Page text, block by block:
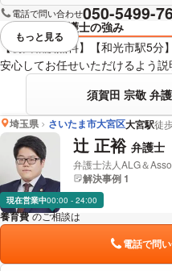
電話で問い合わせ050-5499-
弁護士の強み
【初回相談無料】【和光市駅5分
安心してお任せいただけるよう説
須賀田 宗敬 弁
視覚的に省略されている要素を
もっと見る
埼玉県 さいたま市大宮区大宮駅徒
辻 正裕 弁護士
弁護士法人ALG＆
解決事例 1
現在営業中00:00 - 24:00
養育費 のご相談は
電話で問